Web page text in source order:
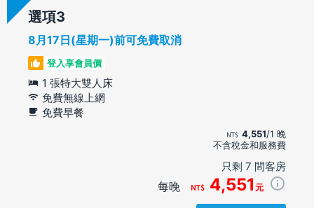
選項
8月17日(星期一)前可免費取消
登入享會員價
1 張特大雙人床
免費無線上網
免費早餐
4,551/1 晚
不含稅金和服務費
只剩 7 間客房
每晚 4,551 元